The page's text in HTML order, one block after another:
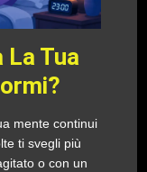
La Tua
mente continui
ti svegli più
o con un